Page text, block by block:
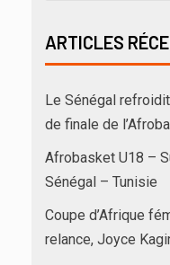
ARTICLES
Le Sénégal
de finale de
Afrobasket U18 –
Sénégal – Tunisie
Coupe d’Afrique
relance, Joyce